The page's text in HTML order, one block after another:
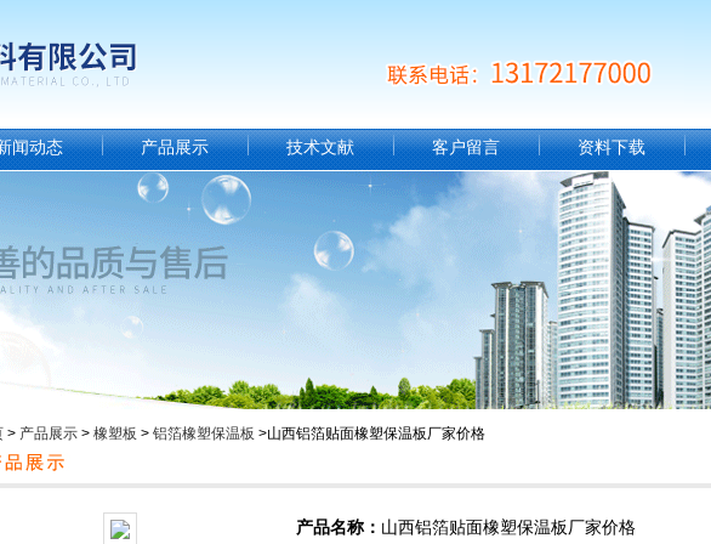
闻动态 产品展示 技术文献 客户留言 资料下载
> 产品展示 > 橡塑板 > 铝箔橡塑保温板 >山西铝箔贴面橡塑保温板厂家价格
产品名称： 山西铝箔贴面橡塑保温板厂家价格